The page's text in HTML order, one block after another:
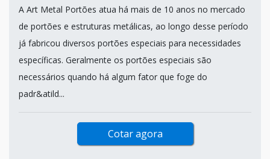
A Art Metal Portões atua há mais de 10 anos no mercado
de portões e estruturas metálicas, ao longo desse período
já fabricou diversos portões especiais para necessidades
específicas. Geralmente os portões especiais são
necessários quando há algum fator que foge do
padr&atild...
Cotar agora